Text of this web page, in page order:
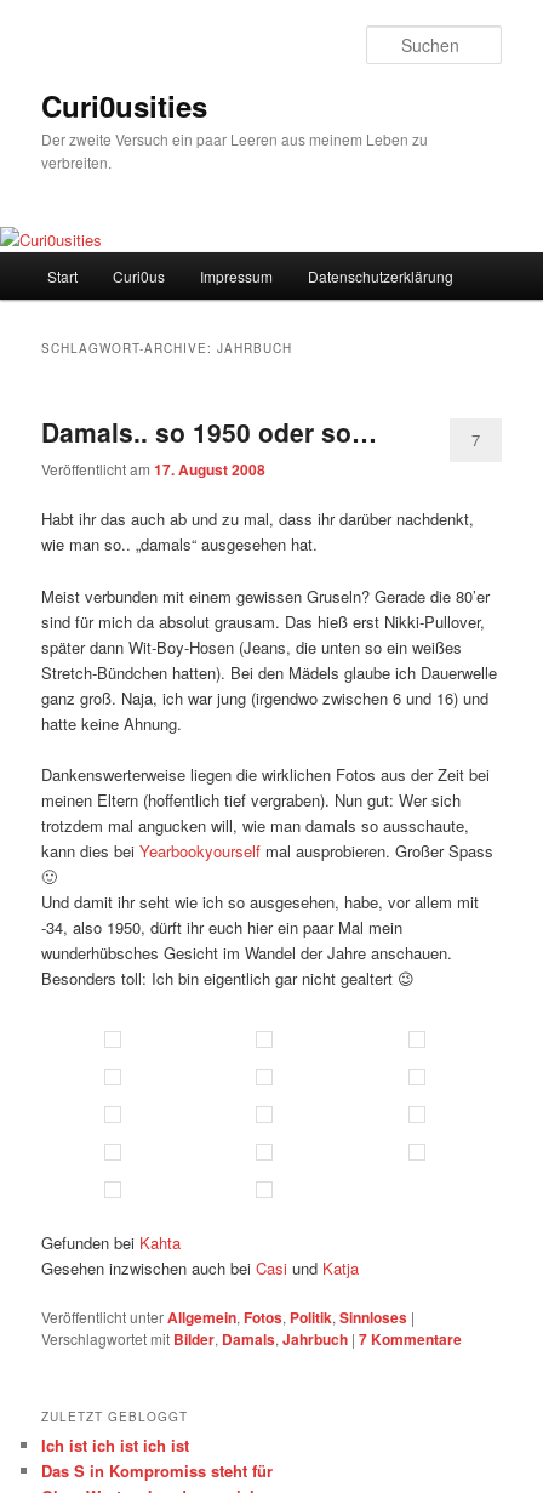
Curi0usities
Der zweite Versuch ein paar Leeren aus meinem Leben zu
verbreiten.
Start Curi0us Impressum Datenschutzerklärung
SCHLAGWORT-ARCHIVE:JAHRBUCH
Damals.. so 1950 oder so…
Veröffentlicht am17. August 2008
7
Habt ihr das auch ab und zu mal, dass ihr darüber nachdenkt,
wie man so.. „damals“ ausgesehen hat.
Meist verbunden mit einem gewissen Gruseln? Gerade die 80’er
sind für mich da absolut grausam. Das hieß erst Nikki-Pullover,
später dann Wit-Boy-Hosen (Jeans, die unten so ein weißes
Stretch-Bündchen hatten). Bei den Mädels glaube ich Dauerwelle
ganz groß. Naja, ich war jung (irgendwo zwischen 6 und 16) und
hatte keine Ahnung.
Dankenswerterweise liegen die wirklichen Fotos aus der Zeit bei
meinen Eltern (hoffentlich tief vergraben). Nun gut: Wer sich
trotzdem mal angucken will, wie man damals so ausschaute,
kann dies beiYearbookyourself mal ausprobieren. Großer Spass
🙂
Und damit ihr seht wie ich so ausgesehen, habe, vor allem mit
-34, also 1950, dürft ihr euch hier ein paar Mal mein
wunderhübsches Gesicht im Wandel der Jahre anschauen.
Besonders toll: Ich bin eigentlich gar nicht gealtert 😉
Gefunden bei Kahta
Gesehen inzwischen auch beiCasi und Katja
Veröffentlicht unterAllgemein,Fotos, Politik,Sinnloses |
Verschlagwortet mit Bilder, Damals,Jahrbuch |7Kommentare
ZULETZT GEBLOGGT
Ich ist ich ist ich ist
Das S in Kompromiss steht für